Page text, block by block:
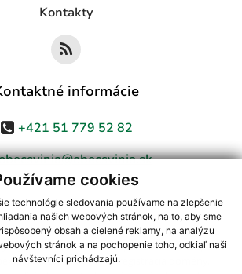
cookies
technológie sledovania používame na zlepšenie
našich webových stránok, na to, aby sme
obsah a cielené reklamy, na analýzu
stránok a na pochopenie toho, odkiaľ naši
návštevníci prichádzajú.
Kontakty
informácie
+421 51 779 52 82
aktuálnych informácií s využitím RSS
systém ECHELON 2,Mapa stránok,web portál
s.r.o.,domény,registrácia domény